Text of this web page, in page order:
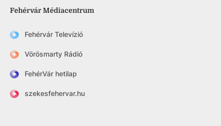
Fehérvár Médiacentrum
Fehérvár Televízió
Vörösmarty Rádió
FehérVár hetilap
szekesfehervar.hu